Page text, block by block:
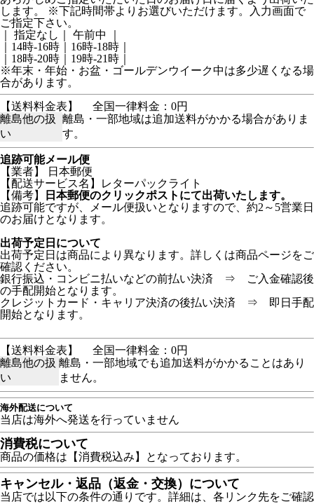
します。 ※下記時間帯よりお選びいただけます。入力画面で
ご指定下さい。
｜ 指定なし｜ 午前中 ｜
｜14時-16時｜16時-18時｜
｜18時-20時｜19時-21時｜
※年末・年始・お盆・ゴールデンウイーク中は多少遅くなる場
合があります。
【送料料金表】
全国一律料金：0円
離島他の扱
い
離島・一部地域は追加送料がかかる場合がありま
す。
追跡可能メール便
【業者】 日本郵便
【配送サービス名】レターパックライト
【備考】
日本郵便のクリックポストにて出荷いたします。
追跡可能ですが、メール便扱いとなりますので、約2～5営業日
のお届けとなります。
出荷予定日について
出荷予定日は商品により異なります。詳しくは商品ページをご
確認ください。
銀行振込・コンビニ払いなどの前払い決済 ⇒ ご入金確認後
の手配開始となります。
クレジットカード・キャリア決済の後払い決済 ⇒ 即日手配
開始となります。
【送料料金表】
全国一律料金：0円
離島他の扱
い
離島・一部地域でも追加送料がかかることはあり
ません。
海外配送について
当店は海外へ発送を行っていません
消費税について
商品の価格は【消費税込み】となっております。
キャンセル・返品（返金・交換）について
当店では以下の条件の通りです。詳細は、各リンク先をご確認